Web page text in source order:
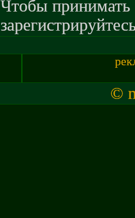
Чтобы принимать
©